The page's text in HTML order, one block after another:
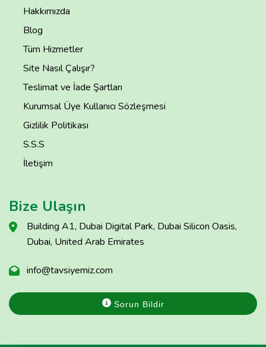
Hakkımızda
Blog
Tüm Hizmetler
Site Nasıl Çalışır?
Teslimat ve İade Şartları
Kurumsal Üye Kullanıcı Sözleşmesi
Gizlilik Politikası
S.S.S
İletişim
Bize Ulaşın
Building A1, Dubai Digital Park, Dubai Silicon Oasis,
Dubai, United Arab Emirates
info@tavsiyemiz.com
Sorun Bildir